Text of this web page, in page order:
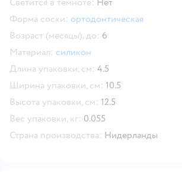
Форма соски: ортодонтическая
Возраст (месяцы), до: 6
Материал: силикон
Длина упаковки, см: 4.5
Ширина упаковки, см: 10.5
Высота упаковки, см: 12.5
Вес упаковки, кг: 0.055
Страна производства: Нидерланды